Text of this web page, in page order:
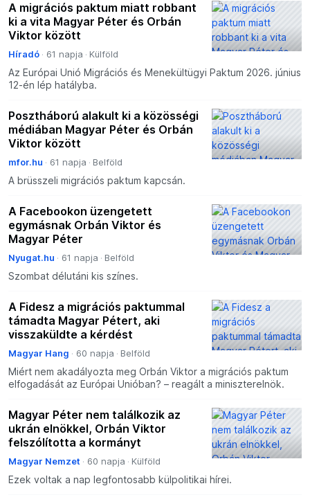
A migrációs paktum miatt robbant
ki a vita Magyar Péter és Orbán
Viktor között
Híradó 61 napja Külföld
Az Európai Unió Migrációs és Menekültügyi Paktum 2026. június
12-én lép hatályba.
Posztháború alakult ki a közösségi
médiában Magyar Péter és Orbán
Viktor között
mfor.hu 61 napja Belföld
A brüsszeli migrációs paktum kapcsán.
A Facebookon üzengetett
egymásnak Orbán Viktor és
Magyar Péter
Nyugat.hu 61 napja Belföld
Szombat délutáni kis színes.
A Fidesz a migrációs paktummal
támadta Magyar Pétert, aki
visszaküldte a kérdést
Magyar Hang 60 napja Belföld
Miért nem akadályozta meg Orbán Viktor a migrációs paktum
elfogadását az Európai Unióban? – reagált a miniszterelnök.
Magyar Péter nem találkozik az
ukrán elnökkel, Orbán Viktor
felszólította a kormányt
Magyar Nemzet 60 napja Külföld
Ezek voltak a nap legfontosabb külpolitikai hírei.